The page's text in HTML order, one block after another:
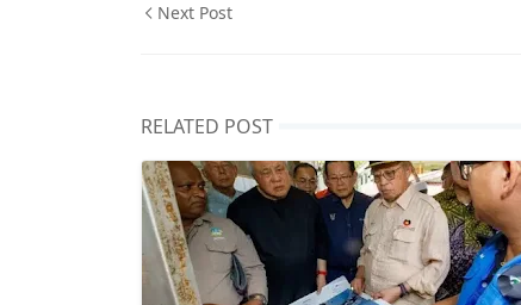
Next Post
RELATED POST